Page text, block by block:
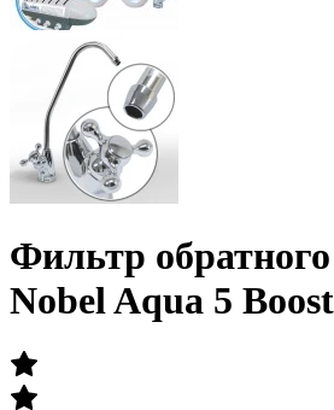
Фильтр
Nobel Aqua 5 Boost